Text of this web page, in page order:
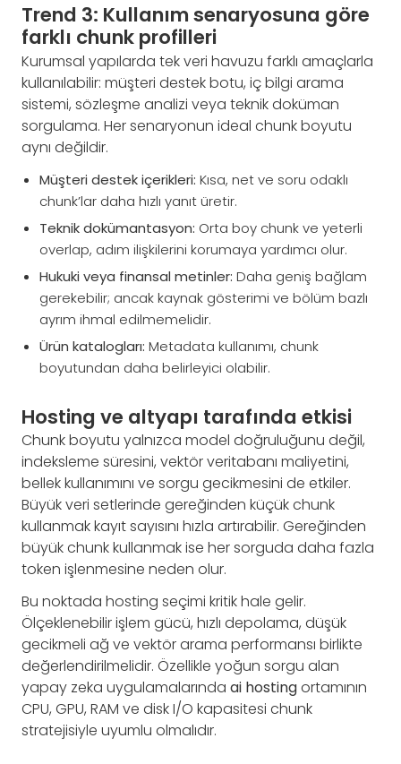
Trend 3: Kullanım senaryosuna göre
farklı chunk profilleri
Kurumsal yapılarda tek veri havuzu farklı amaçlarla
kullanılabilir: müşteri destek botu, iç bilgi arama
sistemi, sözleşme analizi veya teknik doküman
sorgulama. Her senaryonun ideal chunk boyutu
aynı değildir.
Müşteri destek içerikleri: Kısa, net ve soru odaklı
chunk’lar daha hızlı yanıt üretir.
Teknik dokümantasyon: Orta boy chunk ve yeterli
overlap, adım ilişkilerini korumaya yardımcı olur.
Hukuki veya finansal metinler: Daha geniş bağlam
gerekebilir; ancak kaynak gösterimi ve bölüm bazlı
ayrım ihmal edilmemelidir.
Ürün katalogları: Metadata kullanımı, chunk
boyutundan daha belirleyici olabilir.
Hosting ve altyapı tarafında etkisi
Chunk boyutu yalnızca model doğruluğunu değil,
indeksleme süresini, vektör veritabanı maliyetini,
bellek kullanımını ve sorgu gecikmesini de etkiler.
Büyük veri setlerinde gereğinden küçük chunk
kullanmak kayıt sayısını hızla artırabilir. Gereğinden
büyük chunk kullanmak ise her sorguda daha fazla
token işlenmesine neden olur.
Bu noktada hosting seçimi kritik hale gelir.
Ölçeklenebilir işlem gücü, hızlı depolama, düşük
gecikmeli ağ ve vektör arama performansı birlikte
değerlendirilmelidir. Özellikle yoğun sorgu alan
yapay zeka uygulamalarında ai hostingortamının
CPU, GPU, RAM ve disk I/O kapasitesi chunk
stratejisiyle uyumlu olmalıdır.